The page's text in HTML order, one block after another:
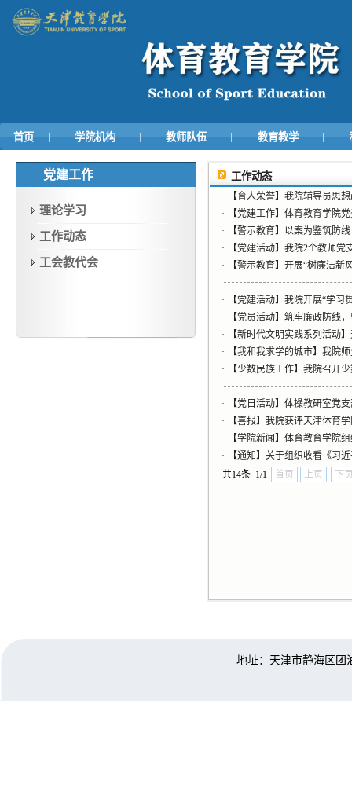
首页 | 学院机构 | 教师队伍 | 教育教学 |
党建工作
理论学习
工作动态
工会教代会
工作动态
·
【育人荣誉】我院辅导员思
·
【党建工作】体育教育学院
·
【警示教育】以案为鉴筑防
·
【党建活动】我院2个教师
·
【警示教育】开展“树廉洁
·
【党建活动】我院开展“学
·
【党员活动】筑牢廉政防线
·
【新时代文明实践系列活动
·
【我和我求学的城市】我院
·
【少数民族工作】我院召开
·
【党日活动】体操教研室党
·
【喜报】我院获评天津体育
·
【学院新闻】体育教育学院
·
【通知】关于组织收看《习
共14条 1/1
首页 上页 下
地址：天津市静海区团